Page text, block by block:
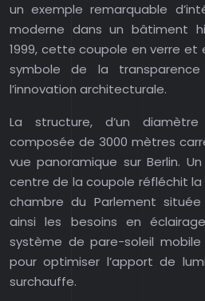
un exemple remarquable
moderne dans un bâtiment
1999, cette coupole en verre et
symbole de la
l’innovation architecturale.
La structure, d’un
composée de 3000 mètres
vue panoramique sur Berlin.
centre de la coupole réfléchit la
chambre du Parlement
ainsi les besoins en
système de pare-soleil
pour optimiser l’apport de
surchauffe.